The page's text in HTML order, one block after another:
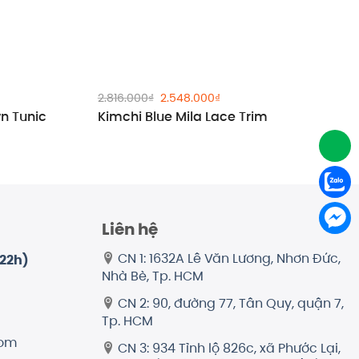
Tunic
2.816.000₫ Giá
là:
2.548.000₫
tại
Kimchi Blue Mila Lace Trim
Liên hệ
CN 1: 1632A Lê Văn Lương, Nhơn Đức,
Nhà Bè, Tp. HCM
CN 2: 90, đường 77, Tân Quy, quận 7,
Tp. HCM
CN 3: 934 Tỉnh lộ 826c, xã Phước Lại,